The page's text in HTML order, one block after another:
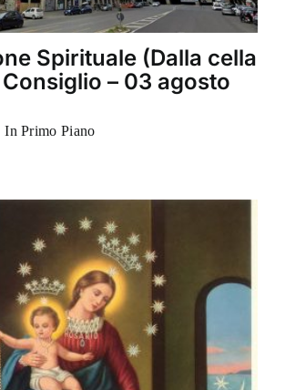
Spirituale (Dalla cella
– 03 agosto
In Primo Piano